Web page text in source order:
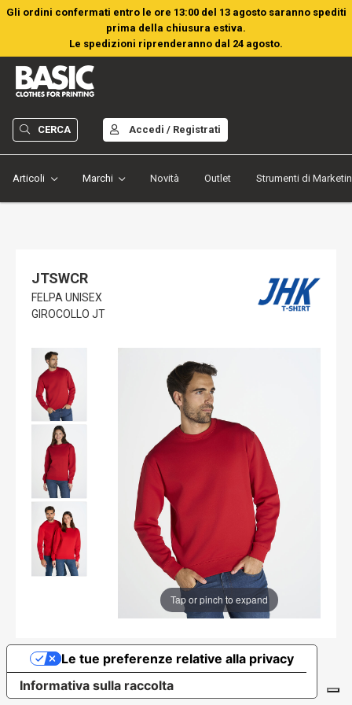
Gli ordini confermati entro le ore 13:00 del 13 agosto saranno spediti
prima della chiusura estiva.
Le spedizioni riprenderanno dal 24 agosto.
Articoli Marchi Novità Outlet Strumenti di
CERCA Accedi / Registrati
JTSWCR
FELPA UNISEX
GIROCOLLO JT
Tap or pinch to expand
Informativa sulla raccolta
Le tue preferenze relative alla privacy